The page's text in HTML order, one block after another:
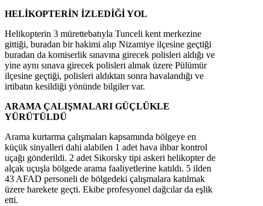
HELİKOPTERİN İZLEDİĞİ YOL
Helikopterin 3 mürettebatıyla Tunceli kent merkezine
gittiği, buradan bir hakimi alıp Nizamiye ilçesine geçtiği
buradan da komiserlik sınavına girecek polisleri aldığı ve
yine aynı sınava girecek polisleri almak üzere Pülümür
ilçesine geçtiği, polisleri aldıktan sonra havalandığı ve
irtibatın kesildiği yönünde bilgiler var.
ARAMA ÇALIŞMALARI GÜÇLÜKLE
YÜRÜTÜLDÜ
Arama kurtarma çalışmaları kapsamında bölgeye en
küçük sinyalleri dahi alabilen 1 adet hava ihbar kontrol
uçağı gönderildi. 2 adet Sikorsky tipi askeri helikopter de
alçak uçuşla bölgede arama faaliyetlerine katıldı. 5 ilden
43 AFAD personeli de bölgedeki çalışmalara katılmak
üzere harekete geçti. Ekibe profesyonel dağcılar da eşlik
etti.